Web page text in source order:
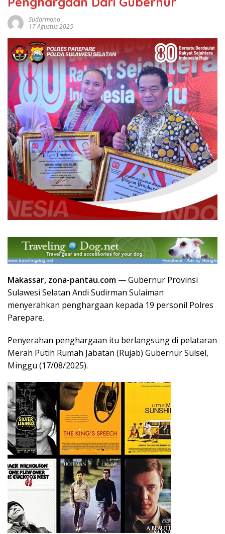
Sudarmono
17 Agustus 2025
Makassar, zona-pantau.com — Gubernur Provinsi
Sulawesi Selatan Andi Sudirman Sulaiman
menyerahkan penghargaan kepada 19 personil Polres
Parepare.
Penyerahan penghargaan itu berlangsung di pelataran
Merah Putih Rumah Jabatan (Rujab) Gubernur Sulsel,
Minggu (17/08/2025).